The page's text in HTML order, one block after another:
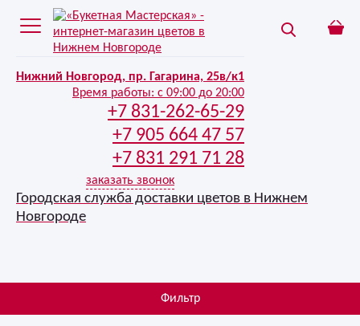
Нижний Новгород, пр. Гагарина, 25в/к1
Время работы: с 09:00 до 20:00
+7 831-262-65-29
+7 905 664 47 57
+7 831 291 71 28
заказать звонок
Городская служба доставки цветов в Нижнем
Новгороде
Фильтр